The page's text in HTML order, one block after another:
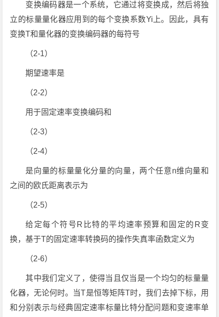
变换编码器是一个系统，它通过将变换成，然后将独
立的标量量化器应用到的每个变换系数Yi上。因此，具有
变换T和量化器的变换编码器的每符号
（2-1）
期望速率是
（2-2）
用于固定速率变换编码和
（2-3）
（2-4）
是向量的标量量化分量的向量，两个任意n维向量和
之间的欧氏距离表示为
（2-5）
给定每个符号R比特的平均速率预算和固定的R变
换，基于T的固定速率转换码的操作失真率函数定义为
（2-6）
其中我们定义了，使得当且仅当是一个均匀的标量量
化器，无论何时。当T是恒等矩阵T时，我们去掉下标，用
和分别表示与经典固定速率标量比特分配问题和变速率单